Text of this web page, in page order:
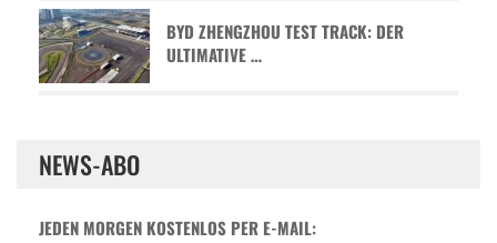
BYD ZHENGZHOU TEST TRACK: DER
ULTIMATIVE …
NEWS-ABO
JEDEN MORGEN KOSTENLOS PER E-MAIL: